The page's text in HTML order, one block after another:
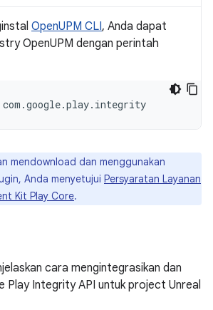
OpenUPM CLI, Anda dapat
OpenUPM dengan perintah
com.google.play.integrity
mendownload dan menggunakan
Anda menyetujui Persyaratan Layanan
Kit Play Core.
cara mengintegrasikan dan
Play Integrity API untuk project Unreal